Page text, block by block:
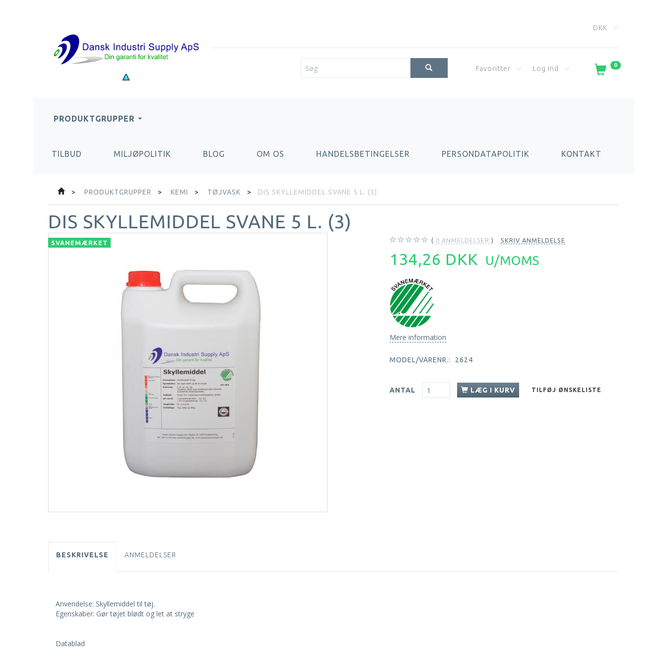
DKK
0
Favoritter Log ind
PRODUKTGRUPPER
TILBUD MILJØPOLITIK BLOG OM OS HANDELSBETINGELSER PERSONDATAPOLITIK KONTAKT
PRODUKTGRUPPER KEMI TØJVASK DIS SKYLLEMIDDEL SVANE 5 L. (3)
DIS SKYLLEMIDDEL SVANE 5 L. (3)
SVANEMÆRKET 0 ANMELDELSER SKRIV ANMELDELSE
134,26 DKK U/MOMS
Mere information
MODEL/VARENR.: 2624
ANTAL LÆG I KURV TILFØJ ØNSKELISTE
BESKRIVELSE ANMELDELSER
Anvendelse: Skyllemiddel til tøj.
Egenskaber: Gør tøjet blødt og let at stryge
Datablad